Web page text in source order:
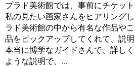
プラド美術館では、事前にチケット
私の見たい画家さんをヒアリング
ラド美術館の中から有名な作品や
品をピックアップしてくれて、説明
本当に博学なガイドさんで、詳し
ような説明で、...